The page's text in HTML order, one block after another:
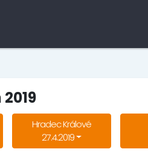
Hradec Králové
27.4.2019